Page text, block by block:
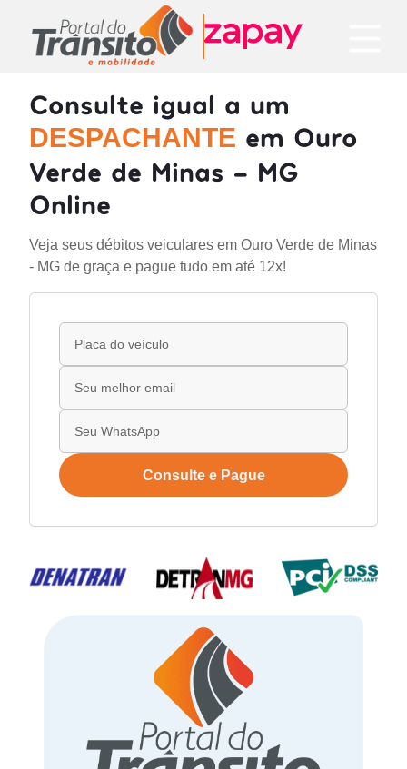
Consulte igual a um
DESPACHANTE em Ouro
Verde de Minas - MG
Online
Veja seus débitos veiculares em Ouro Verde de Minas
- MG de graça e pague tudo em até 12x!
Consulte e Pague